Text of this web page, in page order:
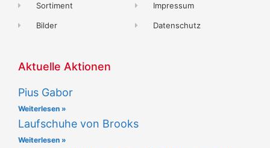
Sortiment
Bilder
Impressum
Datenschutz
Aktuelle Aktionen
Pius Gabor
Weiterlesen »
Laufschuhe von Brooks
Weiterlesen »